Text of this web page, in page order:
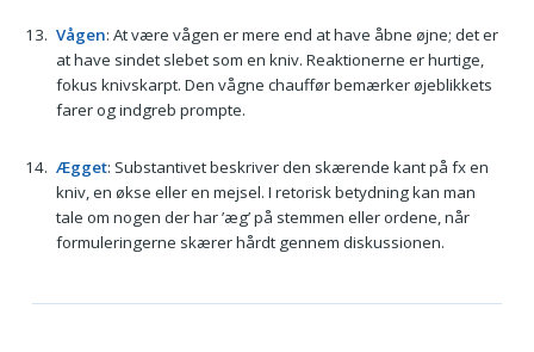
Vågen: At være vågen er mere end at have åbne øjne; det er
at have sindet slebet som en kniv. Reaktionerne er hurtige,
fokus knivskarpt. Den vågne chauffør bemærker øjeblikkets
farer og indgreb prompte.
Ægget: Substantivet beskriver den skærende kant på fx en
kniv, en økse eller en mejsel. I retorisk betydning kan man
tale om nogen der har ’æg’ på stemmen eller ordene, når
formuleringerne skærer hårdt gennem diskussionen.